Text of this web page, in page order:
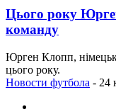
Цього року
команду
Юрген Клопп,
цього року.
Новости футбола - 24